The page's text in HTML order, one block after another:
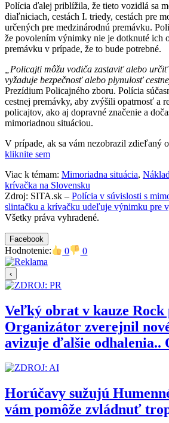
Polícia ďalej priblížila, že tieto vozidlá sa
diaľniciach, cestách I. triedy, cestách pre
určených pre medzinárodnú premávku.
že povolením výnimky nie je dotknuté ich
premávku v prípade, že to bude potrebné.
„Policajti môžu vodiča zastaviť alebo
vyžaduje bezpečnosť alebo plynulosť
Prezídium Policajného zboru. Polícia
cestnej premávky, aby zvýšili opatrnosť a
policajtov, ako aj dopravné značenie a
mimoriadnou situáciou.
V prípade, ak sa vám nezobrazil zdieľaný
kliknite sem
Viac k témam: Mimoriadna situácia,
krívačka na Slovensku
Zdroj: SITA.sk – Polícia v súvislosti s
slintačku a krívačku udeľuje výnimku pre
Všetky práva vyhradené.
Facebook
Hodnotenie: 0 0
‹
Veľký obrat v kauze Rock
Organizátor zverejnil
avizuje ďalšie odhalenia..
Horúčavy sužujú
vám pomôže zvládnuť